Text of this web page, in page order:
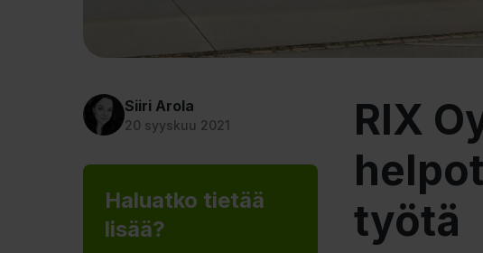
Siiri Arola
20 syyskuu 2021
Haluatko tietää
lisää?
RIX
työtä